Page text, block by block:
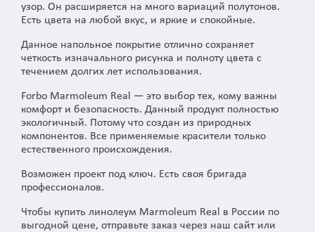
узор. Он расширяется на много вариаций полутонов.
Есть цвета на любой вкус, и яркие и спокойные.
Данное напольное покрытие отлично сохраняет
четкость изначального рисунка и полноту цвета с
течением долгих лет использования.
Forbo Marmoleum Real — это выбор тех, кому важны
комфорт и безопасность. Данный продукт полностью
экологичный. Потому что создан из природных
компонентов. Все применяемые красители только
естественного происхождения.
Возможен проект под ключ. Есть своя бригада
профессионалов.
Чтобы купить линолеум Marmoleum Real в России по
выгодной цене, отправьте заказ через наш сайт или